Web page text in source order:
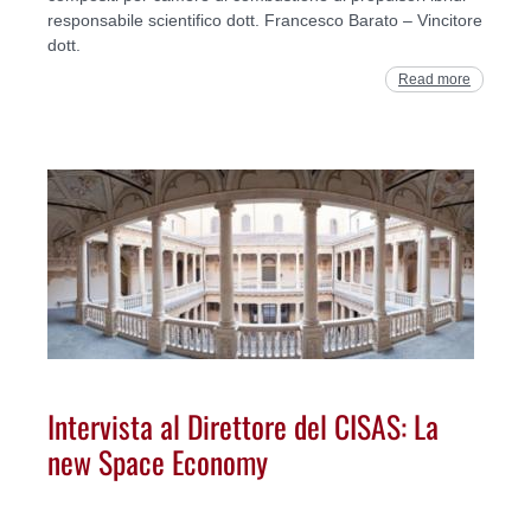
responsabile scientifico dott. Francesco Barato – Vincitore
dott.
Read more
Intervista al Direttore del CISAS: La
new Space Economy